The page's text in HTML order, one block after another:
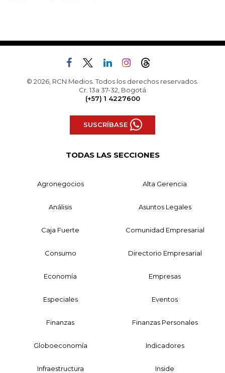
© 2026, RCN Medios. Todos los derechos reservados.
Cr. 13a 37-32, Bogotá
(+57) 1 4227600
SUSCRÍBASE
TODAS LAS SECCIONES
Agronegocios Alta Gerencia
Análisis Asuntos Legales
Caja Fuerte Comunidad Empresarial
Consumo Directorio Empresarial
Economía Empresas
Especiales Eventos
Finanzas Finanzas Personales
Globoeconomía Indicadores
Infraestructura Inside